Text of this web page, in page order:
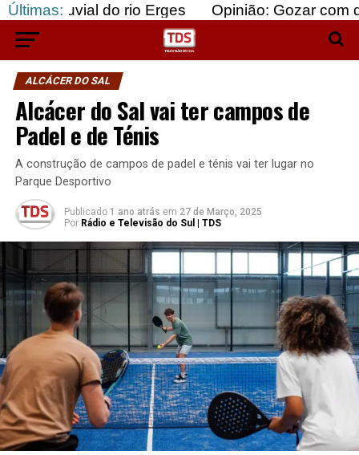
Últimas:
do rio Erges Opinião: Gozar com doentes e
ALCÁCER DO SAL
Alcácer do Sal vai ter campos de
Padel e de Ténis
A construção de campos de padel e ténis vai ter lugar no
Parque Desportivo
Publicado 1 ano atrás em 27 de Março, 2025
Por Rádio e Televisão do Sul | TDS